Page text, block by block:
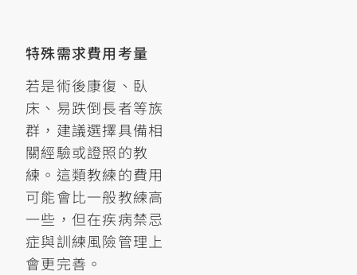
特殊需求費用考量
若是術後康復、臥
床、易跌倒長者等族
群，建議選擇具備相
關經驗或證照的教
練。這類教練的費用
可能會比一般教練高
一些，但在疾病禁忌
症與訓練風險管理上
會更完善。